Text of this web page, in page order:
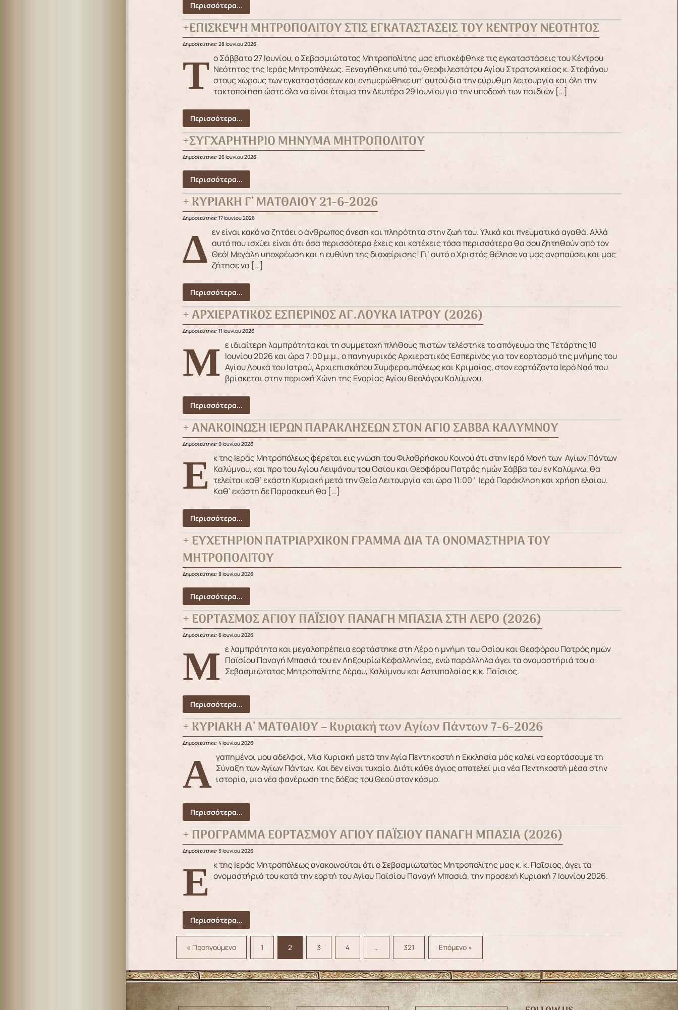
Περισσότερα...
+ΕΠΙΣΚΕΨΗ ΜΗΤΡΟΠΟΛΙΤΟΥ ΣΤΙΣ ΕΓΚΑΤΑΣΤΑΣΕΙΣ ΤΟΥ ΚΕΝΤΡΟΥ ΝΕΟΤΗΤΟΣ
Δημοσιεύτηκε: 28 Ιουνίου 2026
Το Σάββατο 27 Ιουνίου, ο Σεβασμιώτατος Μητροπολίτης μας επισκέφθηκε τις εγκαταστάσεις του Κέντρου Νεότητος της Ιεράς Μητροπόλεως. Ξεναγήθηκε υπό του Θεοφιλεστάτου Αγίου Στρατονικείας κ. Στεφάνου
στους χώρους των εγκαταστάσεων και ενημερώθηκε υπ’ αυτού δια την εύρυθμη λειτουργία και όλη την
τακτοποίηση ώστε όλα να είναι έτοιμα την Δευτέρα 29 Ιουνίου για την υποδοχή των παιδιών […]
Περισσότερα...
+ΣΥΓΧΑΡΗΤΗΡΙΟ ΜΗΝΥΜΑ ΜΗΤΡΟΠΟΛΙΤΟΥ
Δημοσιεύτηκε: 26 Ιουνίου 2026
Περισσότερα...
+ ΚΥΡΙΑΚΗ Γ’ ΜΑΤΘΑΙΟΥ 21-6-2026
Δημοσιεύτηκε: 17 Ιουνίου 2026
Δεν είναι κακό να ζητάει ο άνθρωπος άνεση και πληρότητα στην ζωή του. Υλικά και πνευματικά αγαθά. Αλλά αυτό που ισχύει είναι ότι όσα περισσότερα έχεις και κατέχεις τόσα περισσότερα θα σου ζητηθούν από τον
Θεό! Μεγάλη υποχρέωση και η ευθύνη της διαχείρισης! Γι’ αυτό ο Χριστός θέλησε να μας αναπαύσει και μας
ζήτησε να […]
Περισσότερα...
+ ΑΡΧΙΕΡΑΤΙΚΟΣ ΕΣΠΕΡΙΝΟΣ ΑΓ.ΛΟΥΚΑ ΙΑΤΡΟΥ (2026)
Δημοσιεύτηκε: 11 Ιουνίου 2026
Με ιδιαίτερη λαμπρότητα και τη συμμετοχή πλήθους πιστών τελέστηκε το απόγευμα της Τετάρτης 10 Ιουνίου 2026 και ώρα 7:00 μ.μ., ο πανηγυρικός Αρχιερατικός Εσπερινός για τον εορτασμό της μνήμης του
Αγίου Λουκά του Ιατρού, Αρχιεπισκόπου Συμφερουπόλεως και Κριμαίας, στον εορτάζοντα Ιερό Ναό που
βρίσκεται στην περιοχή Χώνη της Ενορίας Αγίου Θεολόγου Καλύμνου.
Περισσότερα...
+ ΑΝΑΚΟΙΝΩΣΗ ΙΕΡΩΝ ΠΑΡΑΚΛΗΣΕΩΝ ΣΤΟΝ ΑΓΙΟ ΣΑΒΒΑ ΚΑΛΥΜΝΟΥ
Δημοσιεύτηκε: 9 Ιουνίου 2026
Εκ της Ιεράς Μητροπόλεως φέρεται εις γνώση του Φιλοθρήσκου Κοινού ότι στην Ιερά Μονή των Αγίων Πάντων Καλύμνου, και προ του Αγίου Λειψάνου του Οσίου και Θεοφόρου Πατρός ημών Σάββα του εν Καλύμνω, θα
τελείται καθ’ εκάστη Κυριακή μετά την Θεία Λειτουργία και ώρα 11:00΄ Ιερά Παράκληση και χρήση ελαίου.
Καθ’ εκάστη δε Παρασκευή θα […]
Περισσότερα...
+ ΕΥΧΕΤΗΡΙΟΝ ΠΑΤΡΙΑΡΧΙΚΟΝ ΓΡΑΜΜΑ ΔΙΑ ΤΑ ΟΝΟΜΑΣΤΗΡΙΑ ΤΟΥ
ΜΗΤΡΟΠΟΛΙΤΟΥ
Δημοσιεύτηκε: 8 Ιουνίου 2026
Περισσότερα...
+ ΕΟΡΤΑΣΜΟΣ ΑΓΙΟΥ ΠΑΪΣΙΟΥ ΠΑΝΑΓΗ ΜΠΑΣΙΑ ΣΤΗ ΛΕΡΟ (2026)
Δημοσιεύτηκε: 6 Ιουνίου 2026
Με λαμπρότητα και μεγαλοπρέπεια εορτάστηκε στη Λέρο η μνήμη του Οσίου και Θεοφόρου Πατρός ημών Παϊσίου Παναγή Μπασιά του εν Ληξουρίω Κεφαλληνίας, ενώ παράλληλα άγει τα ονομαστήριά του ο
Σεβασμιώτατος Μητροπολίτης Λέρου, Καλύμνου και Αστυπαλαίας κ.κ. Παΐσιος.
Περισσότερα...
+ ΚΥΡΙΑΚΗ Α’ ΜΑΤΘΑΙΟΥ – Κυριακή των Αγίων Πάντων 7-6-2026
Δημοσιεύτηκε: 4 Ιουνίου 2026
Αγαπημένοι μου αδελφοί, Μία Κυριακή μετά την Αγία Πεντηκοστή η Εκκλησία μάς καλεί να εορτάσουμε τη Σύναξη των Αγίων Πάντων. Και δεν είναι τυχαίο. Διότι κάθε άγιος αποτελεί μια νέα Πεντηκοστή μέσα στην
ιστορία, μια νέα φανέρωση της δόξας του Θεού στον κόσμο.
Περισσότερα...
+ ΠΡΟΓΡΑΜΜΑ ΕΟΡΤΑΣΜΟΥ ΑΓΙΟΥ ΠΑΪΣΙΟΥ ΠΑΝΑΓΗ ΜΠΑΣΙΑ (2026)
Δημοσιεύτηκε: 3 Ιουνίου 2026
Εκ της Ιεράς Μητροπόλεως ανακοινούται ότι ο Σεβασμιώτατος Μητροπολίτης μας κ. κ. Παΐσιος, άγει τα ονομαστήριά του κατά την εορτή του Αγίου Παϊσίου Παναγή Μπασιά, την προσεχή Κυριακή 7 Ιουνίου 2026.
Περισσότερα...
« Προηγούμενο 1 2 3 4 … 321 Επόμενο »